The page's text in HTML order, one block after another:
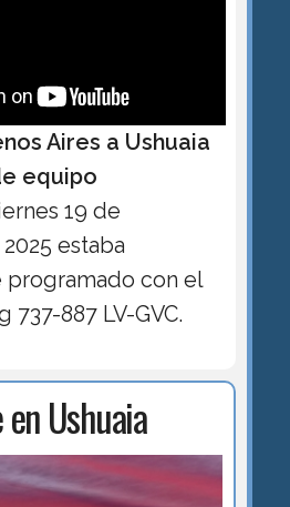
Aires a Ushuaia
equipo
19 de
estaba
con el
887 LV-GVC.
Ushuaia